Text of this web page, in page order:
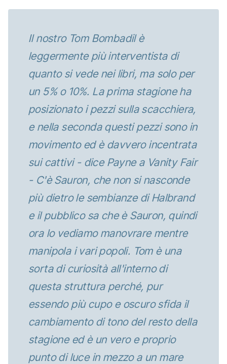
Il nostro Tom Bombadil è
leggermente più interventista di
quanto si vede nei libri, ma solo per
un 5% o 10%. La prima stagione ha
posizionato i pezzi sulla scacchiera,
e nella seconda questi pezzi sono in
movimento ed è davvero incentrata
sui cattivi - dice Payne a Vanity Fair
- C'è Sauron, che non si nasconde
più dietro le sembianze di Halbrand
e il pubblico sa che è Sauron, quindi
ora lo vediamo manovrare mentre
manipola i vari popoli. Tom è una
sorta di curiosità all'interno di
questa struttura perché, pur
essendo più cupo e oscuro sfida il
cambiamento di tono del resto della
stagione ed è un vero e proprio
punto di luce in mezzo a un mare